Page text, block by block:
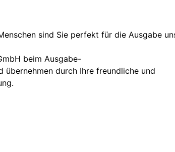
sind Sie perfekt für die Ausgabe
beim Ausgabe-
übernehmen durch Ihre freundliche und